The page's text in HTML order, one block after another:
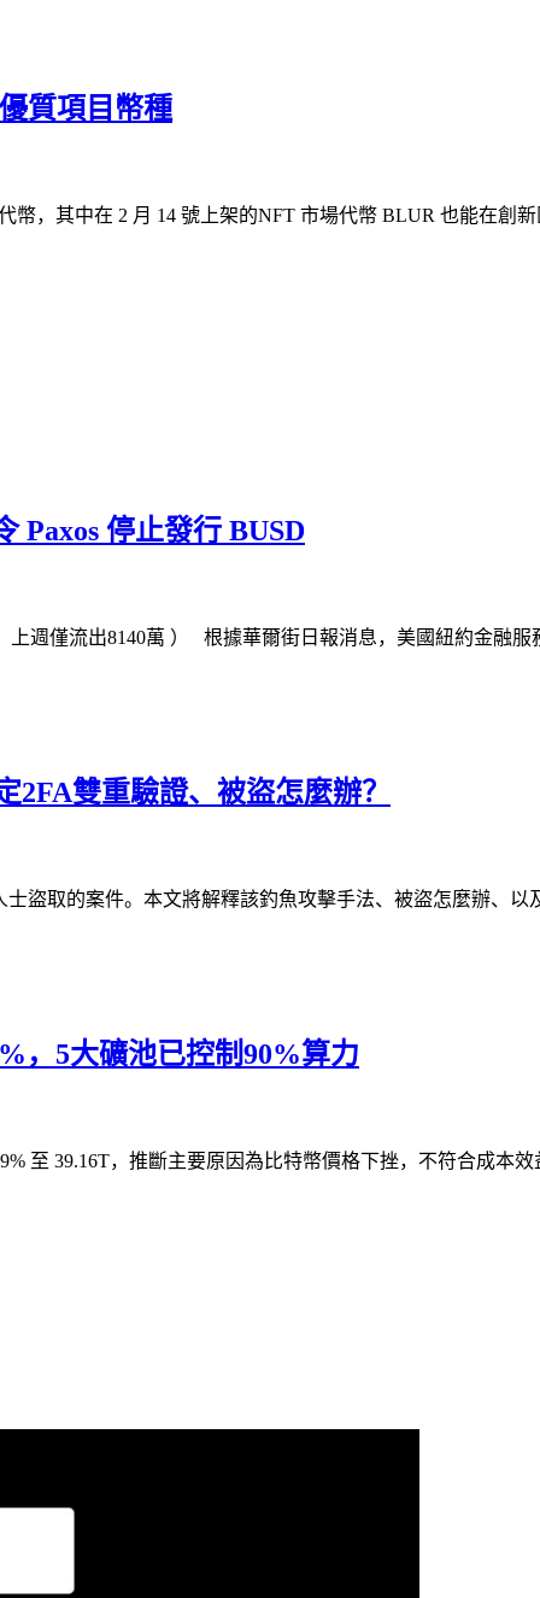
質項目幣種
幣，其中在 2 月 14 號上架的NFT 市場代幣 BLUR 也能在創
Paxos 停止發行 BUSD
週僅流出8140萬 ） 根據華爾街日報消息，美國紐約金融
雙重驗證、被盜怎麼辦？
盜取的案件。本文將解釋該釣魚攻擊手法、被盜怎麼辦、以
，5大礦池已控制90%算力
至 39.16T，推斷主要原因為比特幣價格下挫，不符合成本